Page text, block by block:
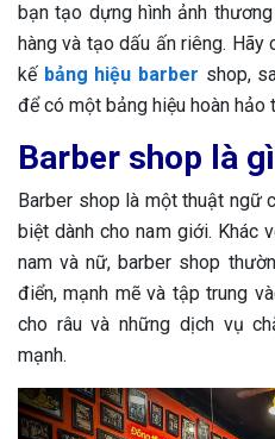
bạn tạo dựng hình ảnh
hàng và tạo dấu ấn riêng. Hãy
kế bảng hiệu barber shop,
để có một bảng hiệu hoàn hảo
Barber shop là
Barber shop là một thuật ngữ
biệt dành cho nam giới. Khác
nam và nữ, barber shop
điển, mạnh mẽ và tập trung
cho râu và những dịch vụ
mạnh.